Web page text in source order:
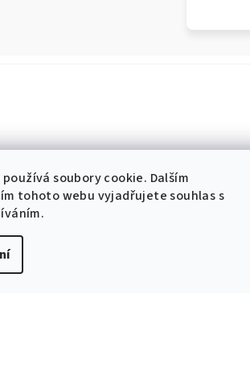
soubory cookie. Dalším
tohoto webu vyjadřujete souhlas s